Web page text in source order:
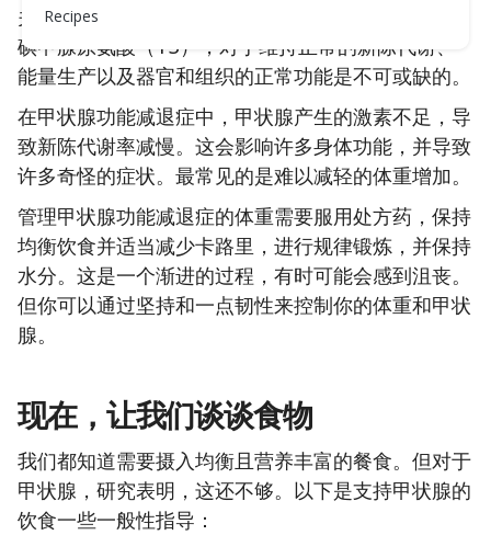
Recipes
关重要。甲状腺激素，特别是甲状腺素（T4）和三
碘甲腺原氨酸（T3），对于维持正常的新陈代谢、
能量生产以及器官和组织的正常功能是不可或缺的。
在甲状腺功能减退症中，甲状腺产生的激素不足，导
致新陈代谢率减慢。这会影响许多身体功能，并导致
许多奇怪的症状。最常见的是难以减轻的体重增加。
管理甲状腺功能减退症的体重需要服用处方药，保持
均衡饮食并适当减少卡路里，进行规律锻炼，并保持
水分。这是一个渐进的过程，有时可能会感到沮丧。
但你可以通过坚持和一点韧性来控制你的体重和甲状
腺。
现在，让我们谈谈食物
我们都知道需要摄入均衡且营养丰富的餐食。但对于
甲状腺，研究表明，这还不够。以下是支持甲状腺的
饮食一些一般性指导：